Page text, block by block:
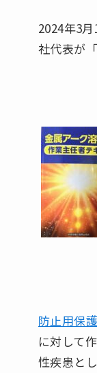
2024年3
社代表が
防止用保
に対して
性疾患と